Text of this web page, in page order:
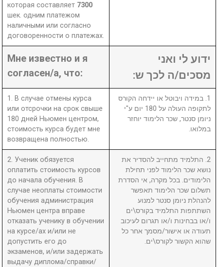
которая составляет 7300
шек. одним платежом
наличными или согласно
договоренности о платежах.
Мне известно и я
согласен/а, что:
ידוע לי ואני
מסכים/ה לכך ש:
1. В случае отмены курса
или отсрочки на срок свыше
180 дней Ньюмен центром,
стоимость курса будет мне
возвращена полностью.
1. במידה ויבוטל או יידחה הקורס
לתקופה העולה על 180 יום ע"י
ניומן סנטר, שכר הלימוד יוחזר
במלואו.
2. Ученик обязуется
оплатить стоимость курсов
до начала обучения. В
случае неоплаты стоимости
обучения администрация
Ньюмен центра вправе
отказать ученику в обучении
на курсе/ах и/или не
допустить его до
экзаменов, и/или задержать
выдачу диплома/справки/
2. התלמיד מתחייב להסדיר את
נושא שכר הלימוד לפני תחילת
הלימודים. בכל מקרה, אי הסדרת
תשלום שכר הלימוד תאפשר
להנהלת ניומן סנטר למנוע
השתתפות התלמיד בקורס\ים
ו/או בבחינות ו/או תגרום לעיכוב
תעודה או אישור/מסמך אחר כל
שהוא הקשור לקורס\ים.